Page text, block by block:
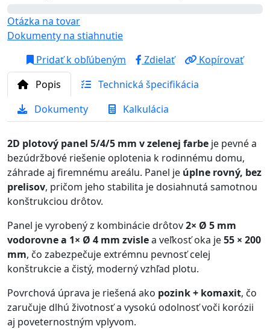
Otázka na tovar
Dokumenty na stiahnutie
Pridať k obľúbeným
Zdielať
Kopírovať
Popis
Technická špecifikácia
Dokumenty
Kalkulácia
2D plotový panel 5/4/5 mm v zelenej farbe je pevné a
bezúdržbové riešenie oplotenia k rodinnému domu,
záhrade aj firemnému areálu. Panel je úplne rovný, bez
prelisov, pričom jeho stabilita je dosiahnutá samotnou
konštrukciou drôtov.
Panel je vyrobený z kombinácie drôtov2× Ø 5 mm
vodorovne a 1× Ø 4 mm zvislea veľkosť oka je55 × 200
mm, čo zabezpečuje extrémnu pevnosť celej
konštrukcie a čistý, moderný vzhľad plotu.
Povrchová úprava je riešená ako pozink + komaxit, čo
zaručuje dlhú životnosť a vysokú odolnosť voči korózii
aj poveternostným vplyvom.